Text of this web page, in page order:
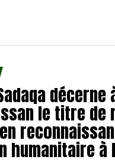
décerne
le titre de
humanitaire à